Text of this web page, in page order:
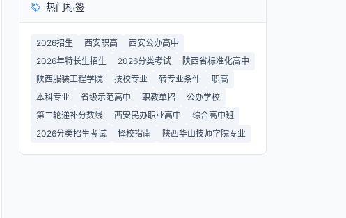
热门标签
2026招生 西安职高
西安公办高中
2026年特长生招生
2026分类考试
陕西省标准化高中
陕西服装工程学院
技校专业 转专业条件
职高
本科专业
省级示范高中 职教单招
公办学校
第二轮递补分数线
西安民办职业高中
综合高中班
2026分类招生考试
择校指南 陕西华山技师学院专业